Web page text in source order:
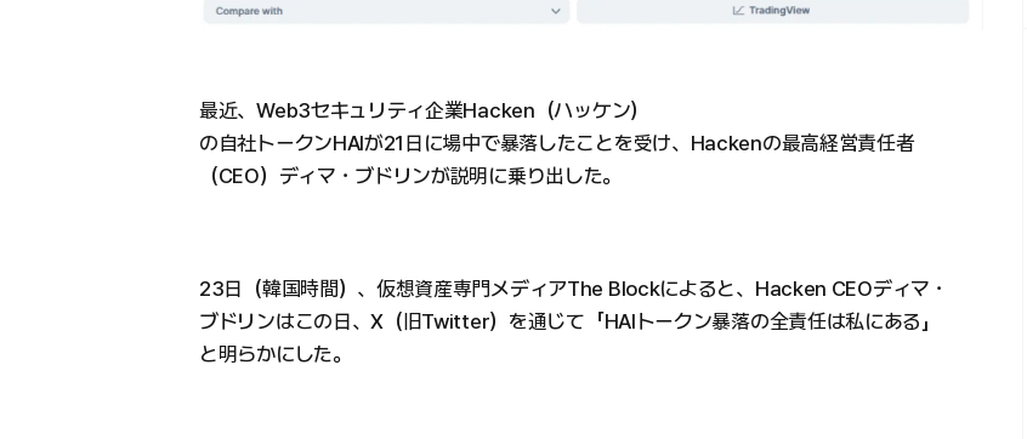
最近、Web3セキュリティ企業Hacken（ハッケン）
の自社トークンHAIが21日に場中で暴落したことを受け、Hackenの最高経営責任者
（CEO）ディマ・ブドリンが説明に乗り出した。
23日（韓国時間）、仮想資産専門メディアThe Blockによると、Hacken CEOディマ・
ブドリンはこの日、X（旧Twitter）を通じて「HAIトークン暴落の全責任は私にある」
と明らかにした。